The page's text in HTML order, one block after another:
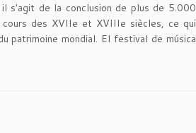
s'agit de la conclusion de plus de 5.000
des XVIIe et XVIIIe siècles, ce qui
patrimoine mondial. El festival de música